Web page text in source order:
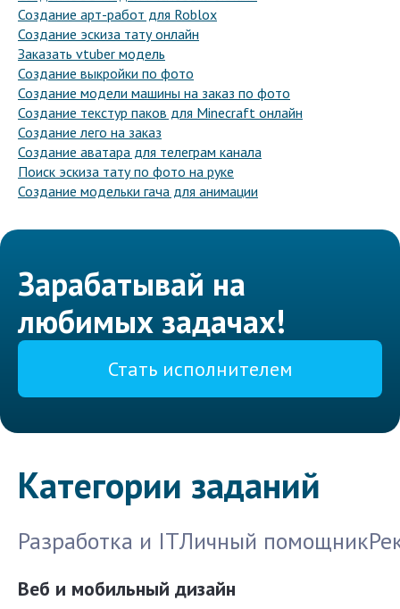
Создание арт-работ для Roblox
Создание эскиза тату онлайн
Заказать vtuber модель
Создание выкройки по фото
Создание модели машины на заказ по фото
Создание текстур паков для Minecraft онлайн
Создание лего на заказ
Создание аватара для телеграм канала
Поиск эскиза тату по фото на руке
Создание модельки гача для анимации
Зарабатывай на
любимых задачах!
Стать исполнителем
Категории заданий
Разработка и ITЛичный помощник
Веб и мобильный дизайн